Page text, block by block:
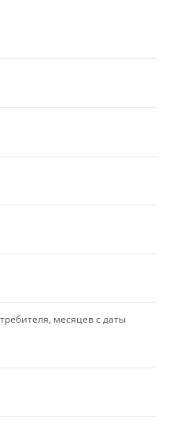
месяцев с даты